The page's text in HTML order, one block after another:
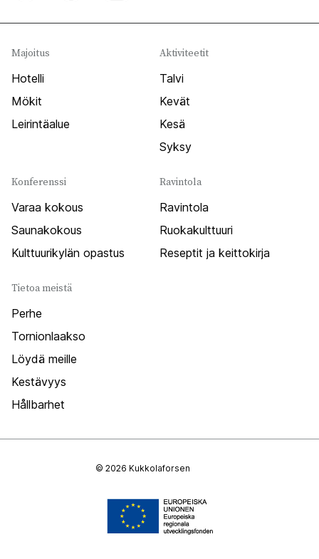
Majoitus
Hotelli
Mökit
Leirintäalue
Aktiviteetit
Talvi
Kevät
Kesä
Syksy
Konferenssi
Varaa kokous
Saunakokous
Kulttuurikylän opastus
Ravintola
Ravintola
Ruokakulttuuri
Reseptit ja keittokirja
Tietoa meistä
Perhe
Tornionlaakso
Löydä meille
Kestävyys
Hållbarhet
© 2026 Kukkolaforsen